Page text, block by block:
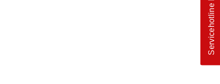
Servicehotline